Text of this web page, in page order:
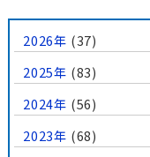
2026年 (37)
2025年 (83)
2024年 (56)
2023年 (68)